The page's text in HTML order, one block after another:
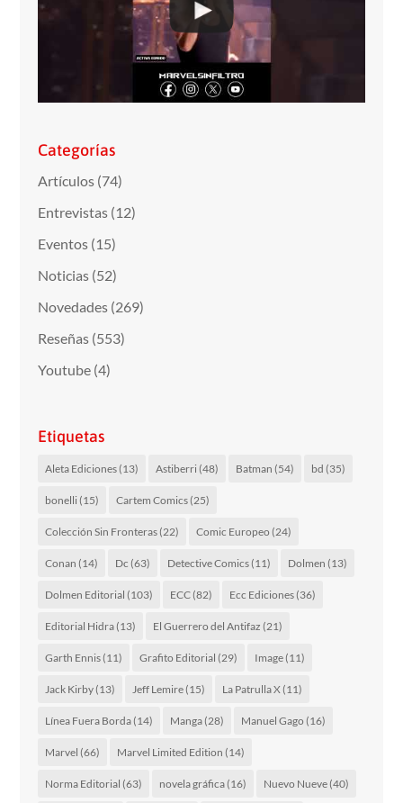
Categorías
Artículos (74)
Entrevistas (12)
Eventos (15)
Noticias (52)
Novedades (269)
Reseñas (553)
Youtube (4)
Etiquetas
Aleta Ediciones(13) Astiberri(48) Batman (54) bd (35)
bonelli(15) Cartem Comics(25)
Colección Sin Fronteras(22) Comic Europeo (24)
Conan (14) Dc (63) Detective Comics(11) Dolmen (13)
Dolmen Editorial (103) ECC(82) Ecc Ediciones(36)
Editorial Hidra(13) El Guerrero del Antifaz (21)
Garth Ennis(11) Grafito Editorial (29) Image(11)
Jack Kirby(13) Jeff Lemire(15) La Patrulla X(11)
Línea Fuera Borda(14) Manga(28) Manuel Gago (16)
Marvel (66) Marvel Limited Edition (14)
Norma Editorial (63) novela gráfica(16) Nuevo Nueve(40)